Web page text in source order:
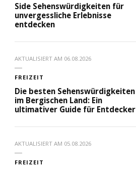
Side Sehenswürdigkeiten für
unvergessliche Erlebnisse
entdecken
AKTUALISIERT AM 06.08.2026
FREIZEIT
Die besten Sehenswürdigkeiten
im Bergischen Land: Ein
ultimativer Guide für Entdecker
AKTUALISIERT AM 05.08.2026
FREIZEIT